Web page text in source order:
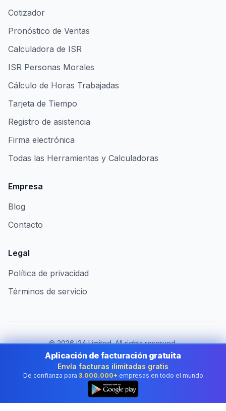
Cotizador
Pronóstico de Ventas
Calculadora de ISR
ISR Personas Morales
Cálculo de Horas Trabajadas
Tarjeta de Tiempo
Registro de asistencia
Firma electrónica
Todas las Herramientas y Calculadoras
Empresa
Blog
Contacto
Legal
Política de privacidad
Términos de servicio
©2026i24 Limited. All rights reserved.
Al servicio de empresas en Mexico
Cambiar de país:
Mexico
Aplicación de facturación gratuita
Envía facturas ilimitadas gratis
De confianza para 3.000.000+ empresas en todo el mundo